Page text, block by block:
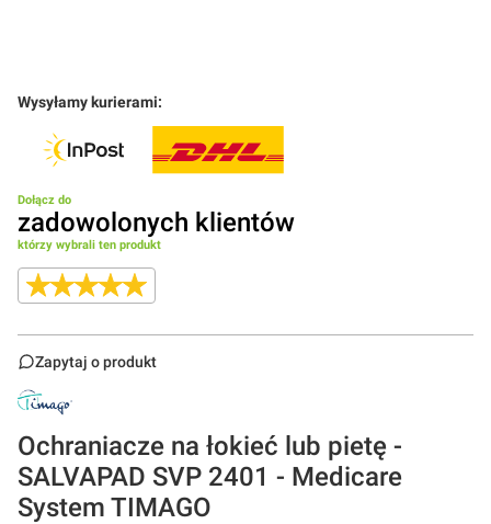
Wysyłamy kurierami:
Dołącz do
zadowolonych klientów
którzy wybrali ten produkt
Zapytaj o produkt
Ochraniacze na łokieć lub pietę -
SALVAPAD SVP 2401 - Medicare
System TIMAGO